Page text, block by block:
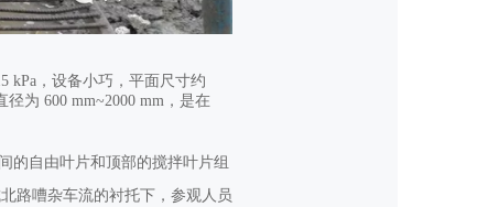
，设备小巧，平面尺寸约
为 600 mm~2000 mm，是在
自由叶片和顶部的搅拌叶片组
路嘈杂车流的衬托下，参观人员